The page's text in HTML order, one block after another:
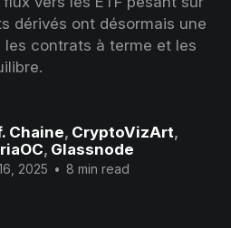
dérivés ont désormais une
contrats à terme et les
Chaine, CryptoVizArt,
, Glassnode
2025 • 8 min read